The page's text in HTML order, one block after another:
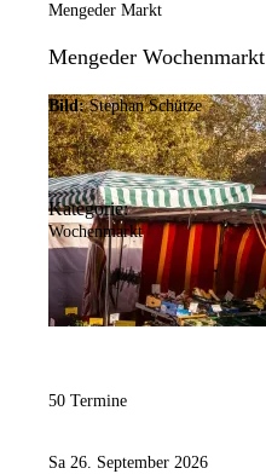
Mengeder Markt
Mengeder Wochenmarkt
Bild: Stephan Schütze
Kategorie:
Wochenmarkt
50 Termine
Sa 26. September 2026